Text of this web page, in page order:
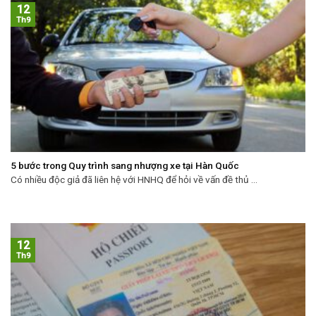
5 bước trong Quy trình sang nhượng xe tại Hàn Quốc
Có nhiều độc giả đã liên hệ với HNHQ để hỏi về vấn đề thủ ...
12
Th9
12
Th9